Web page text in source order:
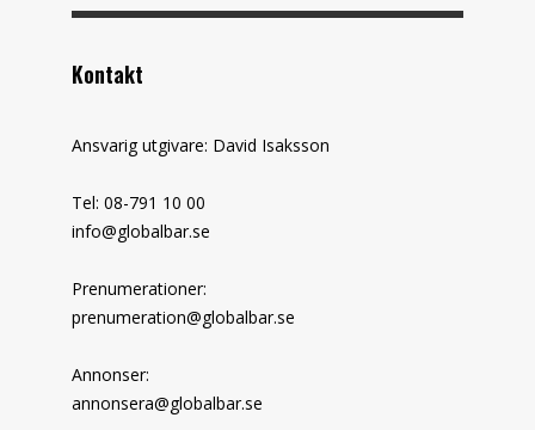
Kontakt
Ansvarig utgivare: David Isaksson
Tel: 08-791 10 00
info@globalbar.se
Prenumerationer:
prenumeration@globalbar.se
Annonser:
annonsera@globalbar.se